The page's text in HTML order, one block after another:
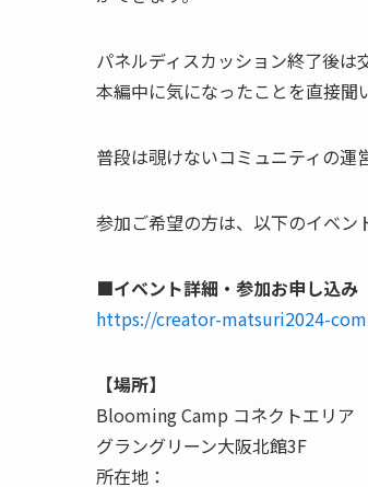
パネルディスカッション終了後は
本編中に気になったことを直接聞
普段は覗けないコミュニティの運
参加ご希望の方は、以下のイベン
■イベント詳細・参加お申し込み
https://creator-matsuri2024-
【場所】
Blooming Camp コネクトエリ
グラングリーン大阪北館3F
所在地：